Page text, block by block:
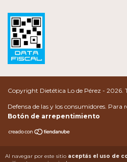
Al navegar por este sitio aceptás el uso de
Copyright Dietética Lo de Pérez - 2026.
Defensa de las y los consumidores. Para
Botón de arrepentimiento